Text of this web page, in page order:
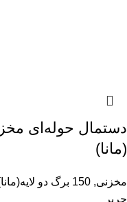
(مانا)
مخزنی, 150 برگ دو لایه(مانا)
حریر